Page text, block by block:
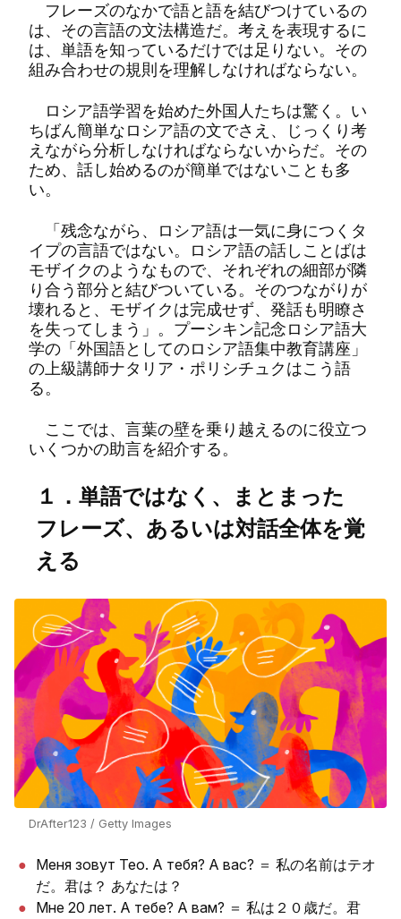
フレーズのなかで語と語を結びつけているの
は、その言語の文法構造だ。考えを表現するに
は、単語を知っているだけでは足りない。その
組み合わせの規則を理解しなければならない。
ロシア語学習を始めた外国人たちは驚く。い
ちばん簡単なロシア語の文でさえ、じっくり考
えながら分析しなければならないからだ。その
ため、話し始めるのが簡単ではないことも多
い。
「残念ながら、ロシア語は一気に身につくタ
イプの言語ではない。ロシア語の話しことばは
モザイクのようなもので、それぞれの細部が隣
り合う部分と結びついている。そのつながりが
壊れると、モザイクは完成せず、発話も明瞭さ
を失ってしまう」。プーシキン記念ロシア語大
学の「外国語としてのロシア語集中教育講座」
の上級講師ナタリア・ポリシチュクはこう語
る。
ここでは、言葉の壁を乗り越えるのに役立つ
いくつかの助言を紹介する。
１．単語ではなく、まとまった
フレーズ、あるいは対話全体を覚
える
DrAfter123 / Getty Images
Меня зовут Тео. А тебя? А вас? ＝ 私の名前はテオ
だ。君は？ あなたは？
Мне 20 лет. А тебе? А вам? ＝ 私は２０歳だ。君